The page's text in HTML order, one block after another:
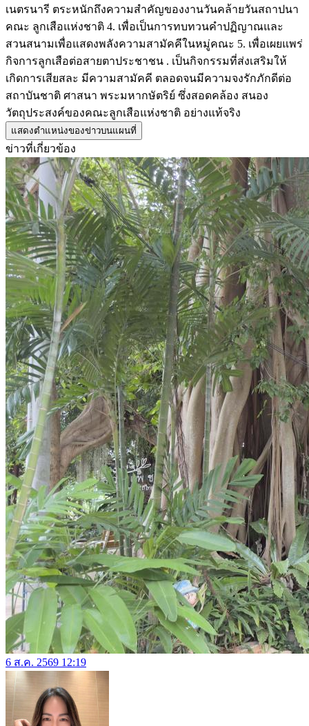
เนตรนารี ตระหนักถึงความสำคัญของงานวันคล้ายวันสถาปนา
คณะ ลูกเสือแห่งชาติ 4. เพื่อเป็นการทบทวนคำปฏิญาณและ
สวนสนามเพื่อแสดงพลังความสามัคคีในหมู่คณะ 5. เพื่อเผยแพร่
กิจการลูกเสือต่อสายตาประชาชน . เป็นกิจกรรมที่ส่งเสริมให้
เกิดการเสียสละ มีความสามัคคี ตลอดจนมีความจงรักภักดีต่อ
สถาบันชาติ ศาสนา พระมหากษัตริย์ ซึ่งสอดคล้อง สนอง
วัตถุประสงค์ของคณะลูกเสือแห่งชาติ อย่างแท้จริง
แสดงตำแหน่งของข่าวบนแผนที่
ข่าวที่เกี่ยวข้อง
6 ส.ค. 2569 12:19